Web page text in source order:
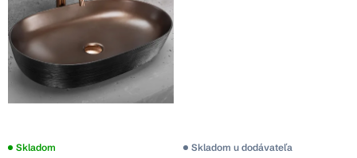
Skladom
Priemerné
Skladom u dodávateľa